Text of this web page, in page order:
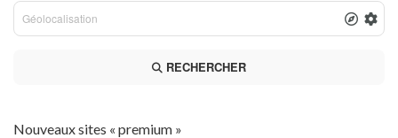
RECHERCHER
Nouveaux sites « premium »